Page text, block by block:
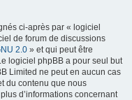
ci-après par « logiciel
de forum de discussions
2.0 » et qui peut être
logiciel phpBB a pour seul but
Limited ne peut en aucun cas
du contenu que nous
d’informations concernant